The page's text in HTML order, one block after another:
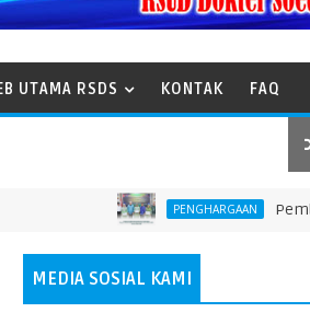
UTAMA RSDS KONTAK FAQ
PENGHARGAAN Pemberian
MEDIA SOSIAL KAMI